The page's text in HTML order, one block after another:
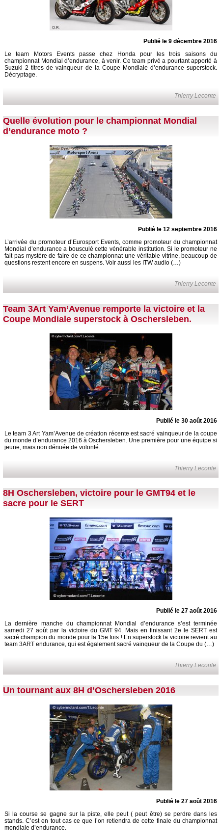
Publié le 9 décembre 2016
Le team Motors Events passe chez Honda pour les trois saisons du
championnat Mondial d’endurance, à venir. Ce team privé a pourtant apporté à
Suzuki 2 titres de vainqueur de la Coupe Mondiale d’endurance superstock.
Décryptage.
Thierry Leconte
Quelle évolution pour le championnat Mondial
d’endurance moto ?
Publié le 12 septembre 2016
L’arrivée du promoteur d’Eurosport Events, comme promoteur du championnat
Mondial d’endurance a bousculé cette vénérable institution. Si le promoteur ne
fait pas mystère de faire de ce championnat une véritable vitrine, beaucoup de
questions restent encore en suspens. Voir aussi les ITW audio (…)
Thierry Leconte
Team 3Art Yam’Avenue remporte la victoire et la
Coupe Mondiale superstock à Oschersleben.
Publié le 30 août 2016
Le team 3 Art Yam’Avenue de création récente est sacré vainqueur de la coupe
du monde d’endurance 2016 à Oschersleben. Une première pour une équipe si
jeune, mais non dénuée de volonté.
Thierry Leconte
8H Oschersleben, victoire pour le GMT94 et le
sacre pour le SERT
Publié le 27 août 2016
La dernière manche du championnat Mondial d’endurance s’est terminée
samedi 27 août par la victoire du GMT 94. Mais en finissant 2e le SERT est
sacré champion du monde pour la 15e fois ! En superstock la victoire revient au
team 3ART endurance, qui est également sacré vainqueur de la Coupe du (…)
Thierry Leconte
Un tournant aux 8H d’Oschersleben 2016
Publié le 27 août 2016
Si la course se gagne sur la piste, elle peut ( peut être) se perdre dans les
stands. C’est en tout cas ce que l’on retiendra de cette finale du championnat
mondiale d’endurance.